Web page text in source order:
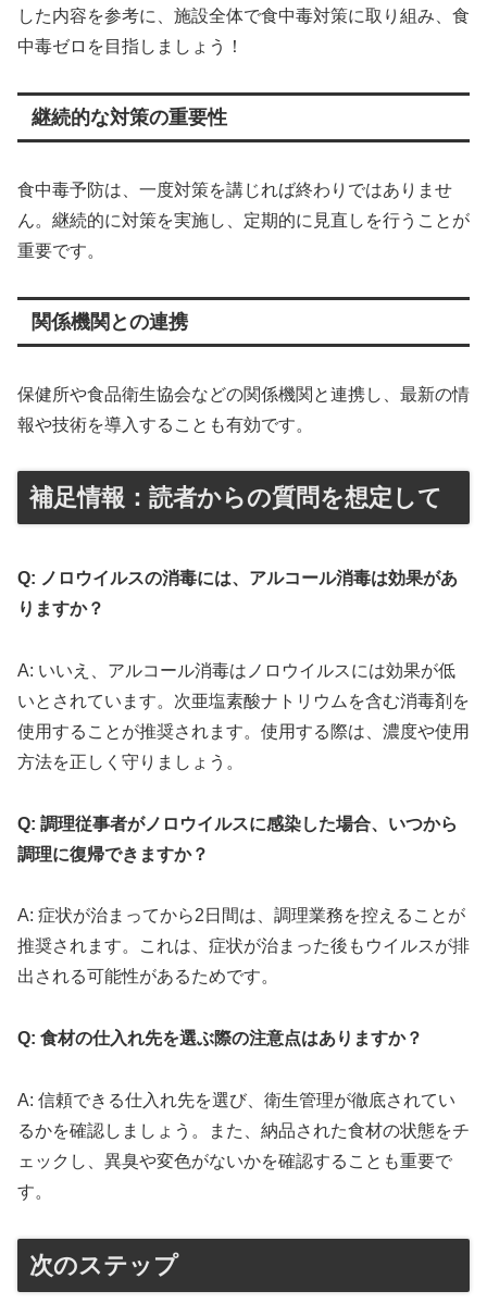
した内容を参考に、施設全体で食中毒対策に取り組み、食
中毒ゼロを目指しましょう！
継続的な対策の重要性
食中毒予防は、一度対策を講じれば終わりではありませ
ん。継続的に対策を実施し、定期的に見直しを行うことが
重要です。
関係機関との連携
保健所や食品衛生協会などの関係機関と連携し、最新の情
報や技術を導入することも有効です。
補足情報：読者からの質問を想定して
Q: ノロウイルスの消毒には、アルコール消毒は効果があ
りますか？
A: いいえ、アルコール消毒はノロウイルスには効果が低
いとされています。次亜塩素酸ナトリウムを含む消毒剤を
使用することが推奨されます。使用する際は、濃度や使用
方法を正しく守りましょう。
Q: 調理従事者がノロウイルスに感染した場合、いつから
調理に復帰できますか？
A: 症状が治まってから2日間は、調理業務を控えることが
推奨されます。これは、症状が治まった後もウイルスが排
出される可能性があるためです。
Q: 食材の仕入れ先を選ぶ際の注意点はありますか？
A: 信頼できる仕入れ先を選び、衛生管理が徹底されてい
るかを確認しましょう。また、納品された食材の状態をチ
ェックし、異臭や変色がないかを確認することも重要で
す。
次のステップ